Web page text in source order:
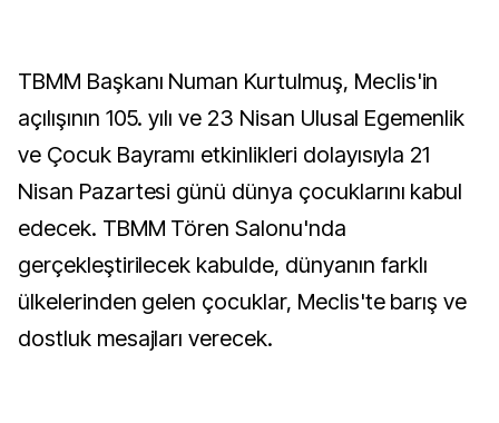
TBMM Başkanı Numan Kurtulmuş, Meclis'in
açılışının 105. yılı ve 23 Nisan Ulusal Egemenlik
ve Çocuk Bayramı etkinlikleri dolayısıyla 21
Nisan Pazartesi günü dünya çocuklarını kabul
edecek. TBMM Tören Salonu'nda
gerçekleştirilecek kabulde, dünyanın farklı
ülkelerinden gelen çocuklar, Meclis'te barış ve
dostluk mesajları verecek.